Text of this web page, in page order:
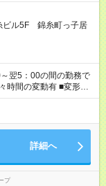
） ■引越し手当 敷
物運搬費を支給 ※規定
立を行える(年利2%)
もらうこともありま
お給料は「みなし」と
・ でもファイブでは
の深夜業務では心か
間】試
態、給与は本採用時
ビル5F 錦糸町っ子居
翌5：00の間の勤務で
変動有 ■変形労
時間：1時間程度～2時
労働時間：173時間 ■
電考慮あり ※曜日によ
間は勤務時間による ■
時間：42時間程度
詳細へ
プ